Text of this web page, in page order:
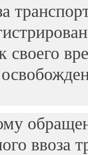
своего
ввоза